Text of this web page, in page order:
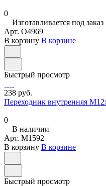
0
Изготавливается под заказ
Арт. O4969
В корзину В корзине
Быстрый просмотр
238 руб.
Переходник внутренняя
0
В наличии
Арт. M1592
В корзину В корзине
Быстрый просмотр